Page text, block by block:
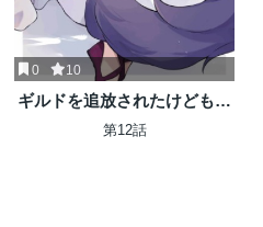
0 10
ギルドを追放されたけどもふ
もふ神獣に授かった神スキル
第12話